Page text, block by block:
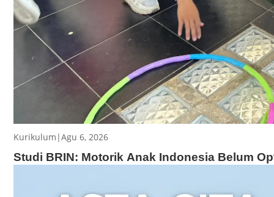
Studi BRIN: Motorik Anak Indonesia Belum
Agu 6, 2026
|
Kurikulum